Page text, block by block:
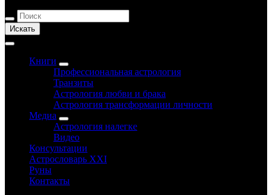
Искать
Книги
Профессиональная астрология
Транзиты
Астрология любви и брака
Астрология трансформации личности
Медиа
Астрология налегке
Видео
Консультации
Астрословарь XXI
Руны
Контакты